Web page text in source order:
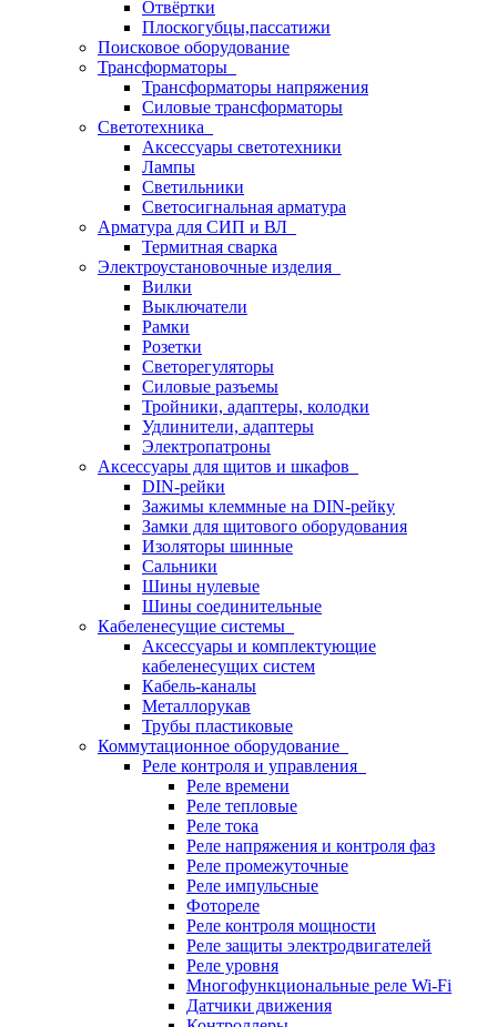
Отвёртки
Плоскогубцы,пассатижи
Поисковое оборудование
Трансформаторы
Трансформаторы напряжения
Силовые трансформаторы
Светотехника
Аксессуары светотехники
Лампы
Светильники
Светосигнальная арматура
Арматура для СИП и ВЛ
Термитная сварка
Электроустановочные изделия
Вилки
Выключатели
Рамки
Розетки
Светорегуляторы
Силовые разъемы
Тройники, адаптеры, колодки
Удлинители, адаптеры
Электропатроны
Аксессуары для щитов и шкафов
DIN-рейки
Зажимы клеммные на DIN-рейку
Замки для щитового оборудования
Изоляторы шинные
Сальники
Шины нулевые
Шины соединительные
Кабеленесущие системы
Аксессуары и комплектующие
кабеленесущих систем
Кабель-каналы
Металлорукав
Трубы пластиковые
Коммутационное оборудование
Реле контроля и управления
Реле времени
Реле тепловые
Реле тока
Реле напряжения и контроля фаз
Реле промежуточные
Реле импульсные
Фотореле
Реле контроля мощности
Реле защиты электродвигателей
Реле уровня
Многофункциональные реле Wi-Fi
Датчики движения